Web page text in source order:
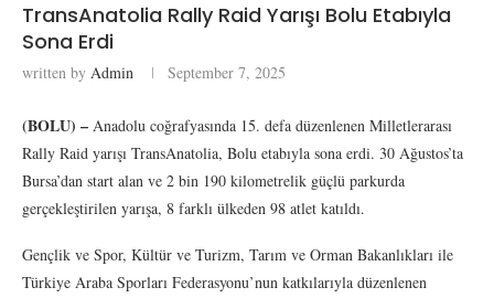
TransAnatolia Rally Raid Yarışı Bolu Etabıyla
Sona Erdi
written by Admin September 7, 2025
(BOLU) – Anadolu coğrafyasında 15. defa düzenlenen Milletlerarası
Rally Raid yarışı TransAnatolia, Bolu etabıyla sona erdi. 30 Ağustos’ta
Bursa’dan start alan ve 2 bin 190 kilometrelik güçlü parkurda
gerçekleştirilen yarışa, 8 farklı ülkeden 98 atlet katıldı.
Gençlik ve Spor, Kültür ve Turizm, Tarım ve Orman Bakanlıkları ile
Türkiye Araba Sporları Federasyonu’nun katkılarıyla düzenlenen